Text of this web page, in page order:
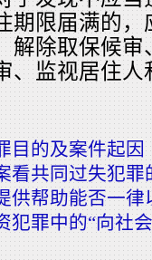
期限届满的
解除取保候
、监视居住人
目的及案件起因
看共同过失犯罪
供帮助能否一律
犯罪中的“向社